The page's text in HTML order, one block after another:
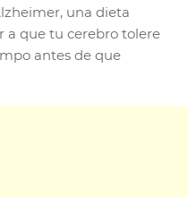
una dieta
a que tu cerebro tolere
antes de que